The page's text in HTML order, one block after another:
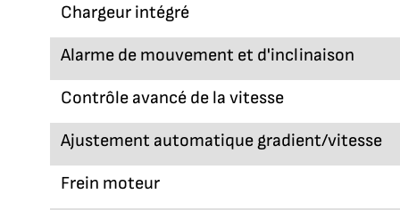
Chargeur intégré
Alarme de mouvement et d'inclinaison
Contrôle avancé de la vitesse
Ajustement automatique gradient/vitesse
Frein moteur